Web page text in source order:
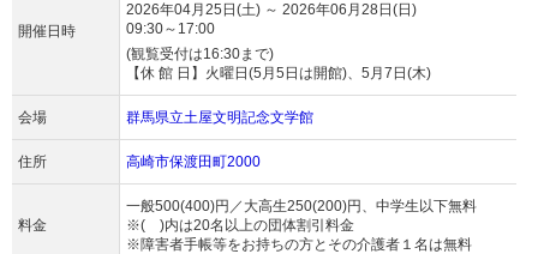
開催日時
2026年04月25日(土) ～ 2026年06月28日(日)
09:30～17:00
(観覧受付は16:30まで)
【休 館 日】火曜日(5月5日は開館)、5月7日(木)
会場 群馬県立土屋文明記念文学館
住所 高崎市保渡田町2000
料金
一般500(400)円／大高生250(200)円、中学生以下無料
※( )内は20名以上の団体割引料金
※障害者手帳等をお持ちの方とその介護者１名は無料